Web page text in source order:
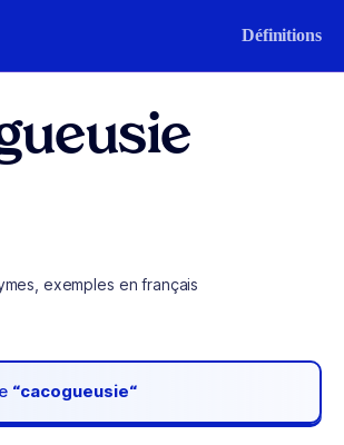
Définitions
exemples en français
“cacogueusie“